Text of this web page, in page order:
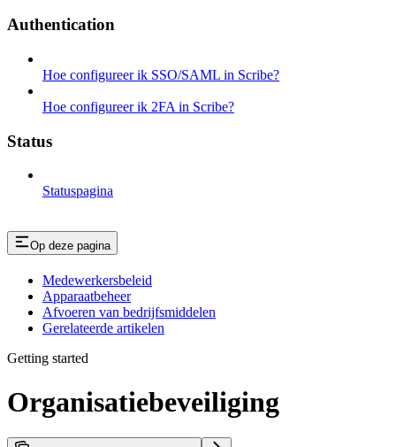
Authentication
Hoe configureer ik SSO/SAML in Scribe?
Hoe configureer ik 2FA in Scribe?
Status
Statuspagina
Op deze pagina
Medewerkersbeleid
Apparaatbeheer
Afvoeren van bedrijfsmiddelen
Gerelateerde artikelen
Getting started
Organisatiebeveiliging